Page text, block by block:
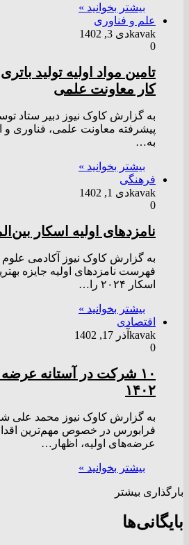
بیشتر بخوانید »
علم و فناوری
kavakدی 3, 1402
0
تامین مواد اولیه تولید
کار معاونت علمی
به گزارش کاوک نیوز دبیر ستاد
پیشرفته معاونت علمی، فناوری و
به…
بیشتر بخوانید »
فرهنگی
kavakدی 1, 1402
0
نامزد‌های اولیه اسکار
به گزارش کاوک نیوز آکادمی
فهرست نامزد‌های اولیه جایزه
اسکار ۲۰۲۴ را…
بیشتر بخوانید »
اقتصادی
kavak آذر 17, 1402
0
۱۰ شرکت در آستانه عرضه
۱۴۰۲
به گزارش کاوک نیوز محمد علی
فرابورس در خصوص مهم‌ترین
عرضه‌های اولیه، اظهار…
بیشتر بخوانید »
بارگذاری بیشتر
بایگانی‌ها